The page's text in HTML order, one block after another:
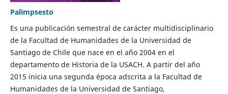
Palimpsesto
Es una publicación semestral de carácter multidisciplinario
de la Facultad de Humanidades de la Universidad de
Santiago de Chile que nace en el año 2004 en el
departamento de Historia de la USACH. A partir del año
2015 inicia una segunda época adscrita a la Facultad de
Humanidades de la Universidad de Santiago,